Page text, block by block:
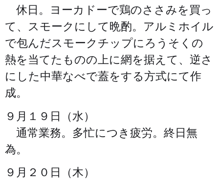
休日。ヨーカドーで鶏のささみを買っ
て、スモークにして晩酌。アルミホイル
で包んだスモークチップにろうそくの
熱を当てたものの上に網を据えて、逆さ
にした中華なべで蓋をする方式にて作
成。
９月１９日（水）
通常業務。多忙につき疲労。終日無
為。
９月２０日（木）